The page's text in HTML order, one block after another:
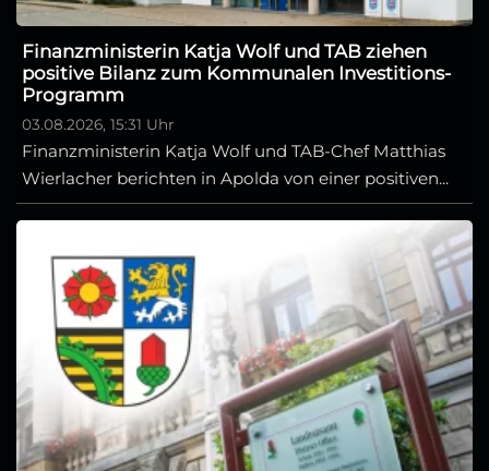
Finanzministerin Katja Wolf und TAB ziehen
positive Bilanz zum Kommunalen Investitions-
Programm
03.08.2026, 15:31 Uhr
Finanzministerin Katja Wolf und TAB-Chef Matthias
Wierlacher berichten in Apolda von einer positiven...